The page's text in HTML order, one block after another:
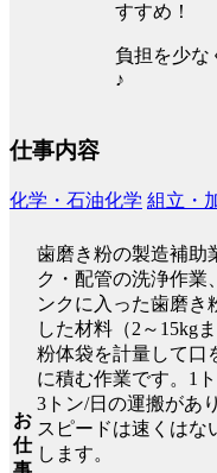
すすめ！
負担を少な
♪
仕事内容
化学・石油化学 組立・
お
仕
歯磨き粉の製造補助
ク・配管の洗浄作業
ンクに入った歯磨き
した材料（2～15kg
粉体袋を計量して口
に積む作業です。1
3トン/日の運搬があ
スピードは速くはな
します。